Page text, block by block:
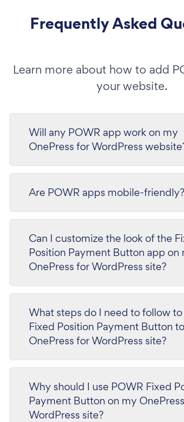
Frequently Asked
Learn more about how to add
your website.
Will any POWR app work on my
OnePress for WordPress
Are POWR apps mobile-friendly?
Can I customize the look of the
Position Payment Button app on
OnePress for WordPress site?
What steps do I need to follow
Fixed Position Payment Button
OnePress for WordPress site?
Why should I use POWR Fixed
Payment Button on my
WordPress site?